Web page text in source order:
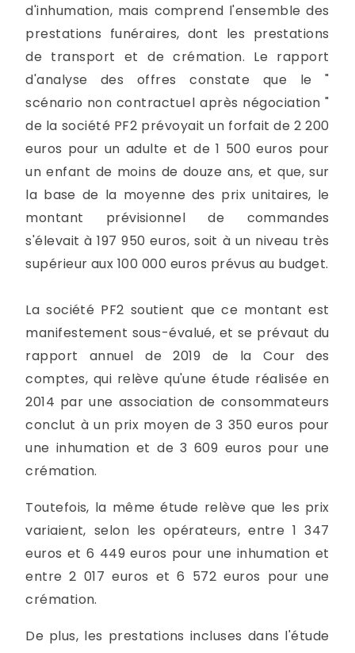
d'inhumation, mais comprend l'ensemble des
prestations funéraires, dont les prestations
de transport et de crémation. Le rapport
d'analyse des offres constate que le "
scénario non contractuel après négociation "
de la société PF2 prévoyait un forfait de 2 200
euros pour un adulte et de 1 500 euros pour
un enfant de moins de douze ans, et que, sur
la base de la moyenne des prix unitaires, le
montant prévisionnel de commandes
s'élevait à 197 950 euros, soit à un niveau très
supérieur aux 100 000 euros prévus au budget.
La société PF2 soutient que ce montant est
manifestement sous-évalué, et se prévaut du
rapport annuel de 2019 de la Cour des
comptes, qui relève qu'une étude réalisée en
2014 par une association de consommateurs
conclut à un prix moyen de 3 350 euros pour
une inhumation et de 3 609 euros pour une
crémation.
Toutefois, la même étude relève que les prix
variaient, selon les opérateurs, entre 1 347
euros et 6 449 euros pour une inhumation et
entre 2 017 euros et 6 572 euros pour une
crémation.
De plus, les prestations incluses dans l'étude